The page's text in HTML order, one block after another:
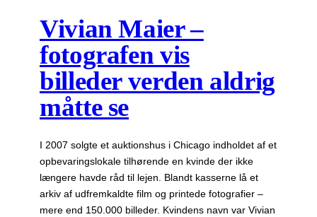
Vivian Maier –
fotografen vis
billeder verden aldrig
måtte se
I 2007 solgte et auktionshus i Chicago indholdet af et
opbevaringslokale tilhørende en kvinde der ikke
længere havde råd til lejen. Blandt kasserne lå et
arkiv af udfremkaldte film og printede fotografier –
mere end 150.000 billeder. Kvindens navn var Vivian